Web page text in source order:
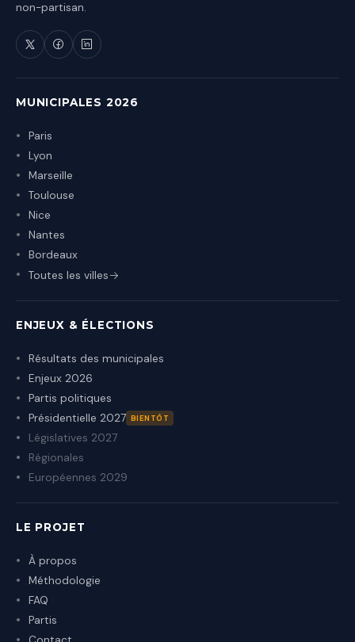
non-partisan.
MUNICIPALES 2026
Paris
Lyon
Marseille
Toulouse
Nice
Nantes
Bordeaux
Toutes les villes
ENJEUX & ÉLECTIONS
Résultats des municipales
Enjeux 2026
Partis politiques
Présidentielle 2027 BIENTÔT
Législatives 2027
Régionales
Européennes 2029
LE PROJET
À propos
Méthodologie
FAQ
Partis